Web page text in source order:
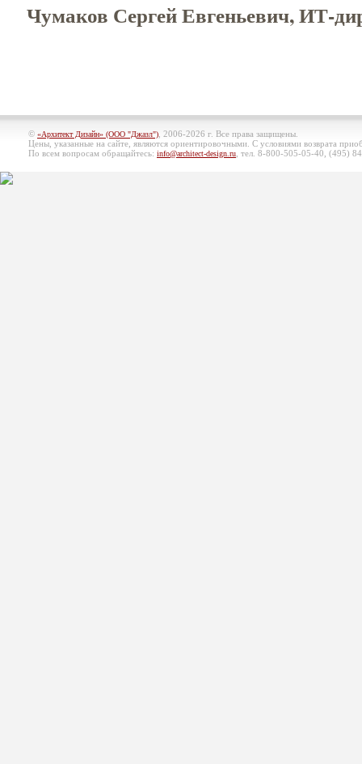
Чумаков Сергей Евгеньевич, ИТ-
© «Архитект Дизайн» (ООО "Джазл") , 2006-2026 г. Все права защищены.
Цены, указанные на сайте, являются ориентировочными. С условиями возврата
По всем вопросам обращайтесь: info@architect-design.ru , тел. 8-800-505-05-40, (495)